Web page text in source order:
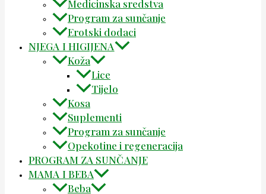
Medicinska sredstva
Program za sunčanje
Erotski dodaci
NJEGA I HIGIJENA
Koža
Lice
Tijelo
Kosa
Suplementi
Program za sunčanje
Opekotine i regeneracija
PROGRAM ZA SUNČANJE
MAMA I BEBA
Beba